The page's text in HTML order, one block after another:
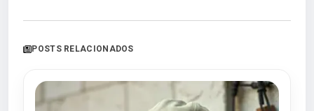
POSTS RELACIONADOS